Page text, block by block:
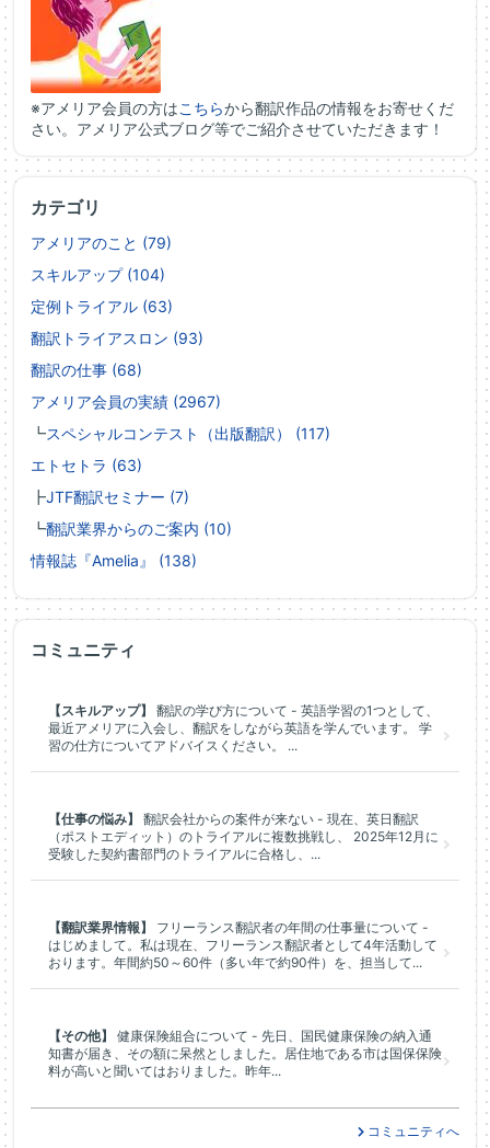
※アメリア会員の方はこちらから翻訳作品の情報をお寄せくだ
さい。アメリア公式ブログ等でご紹介させていただきます！
カテゴリ
アメリアのこと (79)
スキルアップ (104)
定例トライアル (63)
翻訳トライアスロン (93)
翻訳の仕事 (68)
アメリア会員の実績 (2967)
┗スペシャルコンテスト（出版翻訳） (117)
エトセトラ (63)
┣JTF翻訳セミナー (7)
┗翻訳業界からのご案内 (10)
情報誌『Amelia』 (138)
コミュニティ
【スキルアップ】
翻訳の学び方について - 英語学習の1つとして、
最近アメリアに入会し、翻訳をしながら英語を学んでいます。 学
習の仕方についてアドバイスください。 ...
【仕事の悩み】
翻訳会社からの案件が来ない - 現在、英日翻訳
（ポストエディット）のトライアルに複数挑戦し、 2025年12月に
受験した契約書部門のトライアルに合格し、...
【翻訳業界情報】
フリーランス翻訳者の年間の仕事量について -
はじめまして。私は現在、フリーランス翻訳者として4年活動して
おります。年間約50～60件（多い年で約90件）を、担当して...
【その他】
健康保険組合について - 先日、国民健康保険の納入通
知書が届き、その額に呆然としました。居住地である市は国保保険
料が高いと聞いてはおりました。昨年...
コミュニティへ